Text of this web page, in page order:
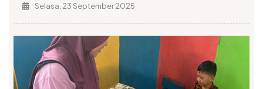
Selasa, 23 September 2025